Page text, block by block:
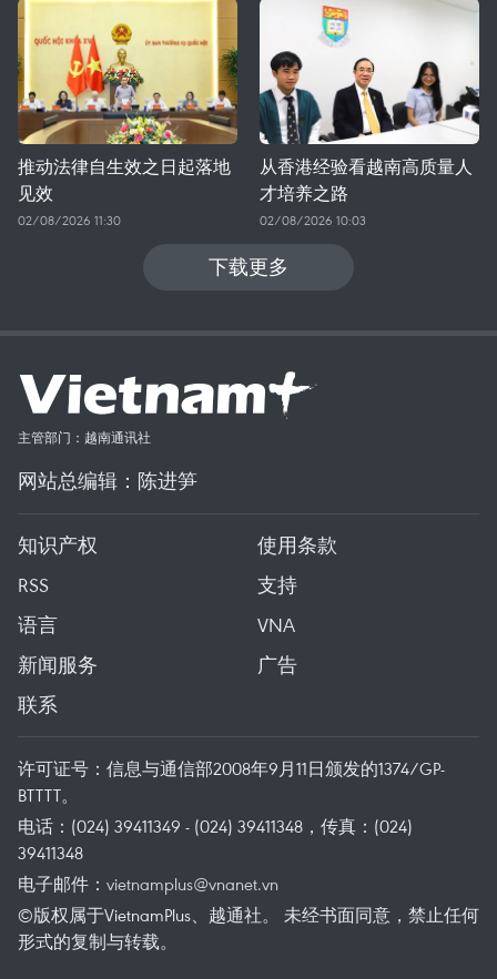
推动法律自生效之日起落地
见效
02/08/2026 11:30
从香港经验看越南高质量人
才培养之路
02/08/2026 10:03
下载更多
主管部门：越南通讯社
网站总编辑：陈进笋
知识产权
使用条款
RSS
支持
语言
VNA
新闻服务
广告
联系
许可证号：信息与通信部2008年9月11日颁发的1374/GP-
BTTTT。
电话：(024) 39411349 - (024) 39411348，传真：(024)
39411348
电子邮件： vietnamplus@vnanet.vn
©版权属于VietnamPlus、越通社。 未经书面同意，禁止任何
形式的复制与转载。